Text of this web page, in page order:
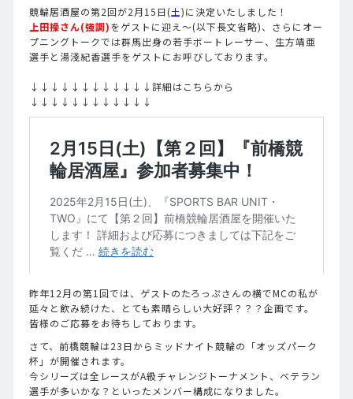
競輪居酒屋の第2回が2月15日(土)に決定いたしました！
上田操さん(強調)をゲストに迎え～(以下長文省略)、さらにオー
プニングトークでは群馬出身の若手ボートレーサー、生方靖亜
選手と湯淺紀香選手をゲストにお呼びしております。
↓↓↓↓↓↓↓↓↓↓↓↓詳細はこちらから
↓↓↓↓↓↓↓↓↓↓↓↓
昨年12月の第1回では、ゲストのたろっぷさんの横でMCの私が
延々と飲み続けた、とても素晴らしい大好評？？？企画です。
皆様のご応募をお待ちしております。
さて、前橋競輪は23日からミッドナイト競輪の「オッズパーク
杯」が開催されます。
今シリーズは全レースがA級チャレンジトーナメント、ベテラン
選手が多いかな？といったメンバー構成になりました。